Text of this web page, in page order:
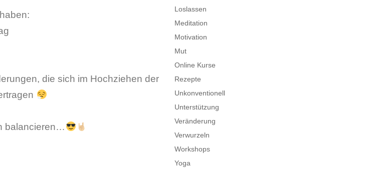
die sich im Hochziehen der
balancieren…
Loslassen
Meditation
Motivation
Mut
Online Kurse
Rezepte
Unkonventionell
Unterstützung
Veränderung
Verwurzeln
Workshops
Yoga